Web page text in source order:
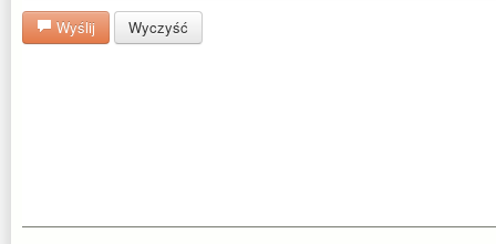
Wyślij Wyczyść